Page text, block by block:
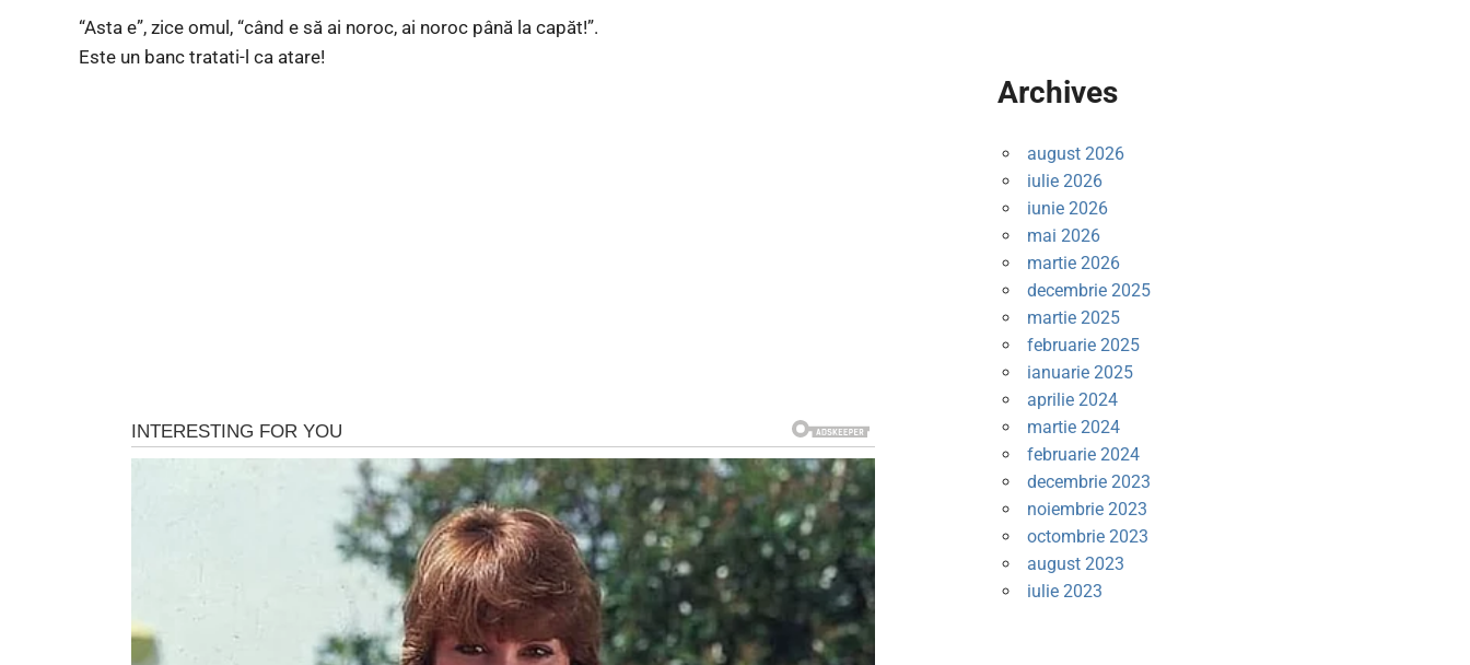
“Asta e”, zice omul, “când e să ai noroc, ai noroc până la capăt!”.
Este un banc tratati-l ca atare!
Archives
august 2026
iulie 2026
iunie 2026
mai 2026
martie 2026
decembrie 2025
martie 2025
februarie 2025
ianuarie 2025
aprilie 2024
martie 2024
februarie 2024
decembrie 2023
noiembrie 2023
octombrie 2023
august 2023
iulie 2023